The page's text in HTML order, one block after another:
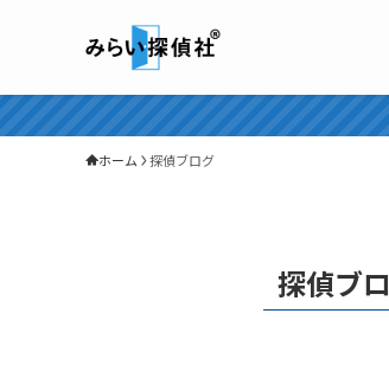
ホーム 探偵ブログ
探偵ブ